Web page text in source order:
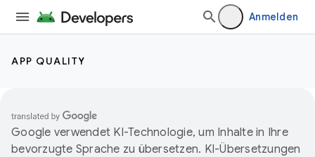
Anmelden
APP QUALITY
Google verwendet KI-Technologie, um Inhalte in Ihre
bevorzugte Sprache zu übersetzen. KI-Übersetzungen